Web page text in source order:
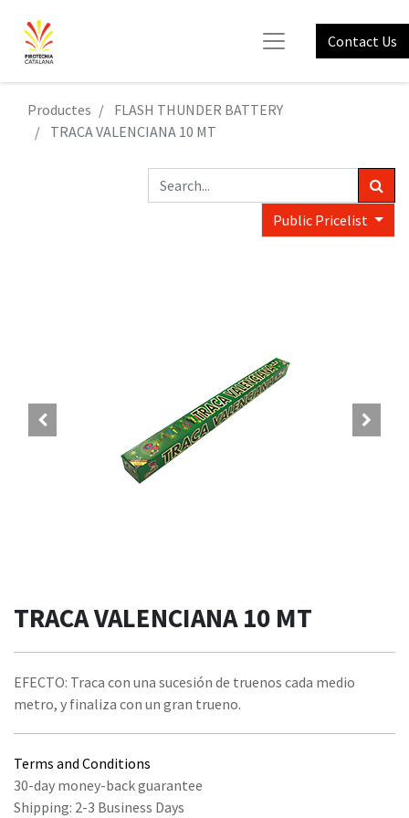
Contact Us
Productes
FLASH THUNDER BATTERY
TRACA VALENCIANA 10 MT
Public Pricelist
TRACA VALENCIANA 10 MT
EFECTO: Traca con una sucesión de truenos cada medio
metro, y finaliza con un gran trueno.
Terms and Conditions
30-day money-back guarantee
Shipping: 2-3 Business Days